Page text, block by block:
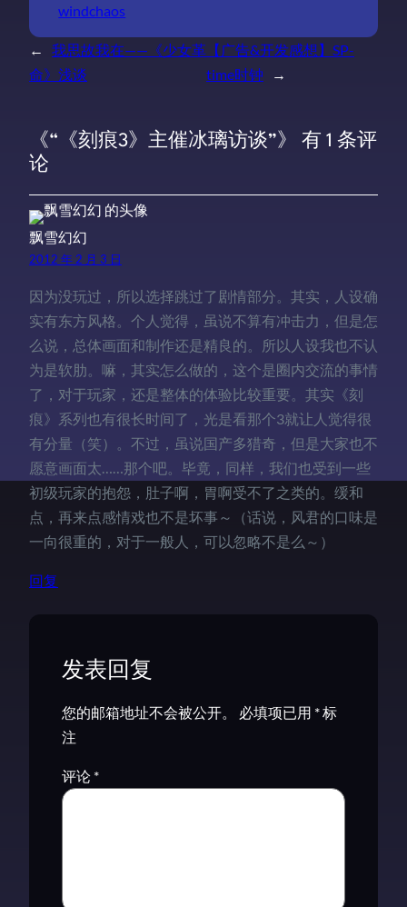
windchaos
←
我思故我在——《少女革
命》浅谈
【广告&开发感想】SP-
time时钟
→
《“《刻痕3》主催冰璃访谈”》 有 1 条评
论
飘雪幻幻
2012 年 2 月 3 日
因为没玩过，所以选择跳过了剧情部分。其实，人设确
实有东方风格。个人觉得，虽说不算有冲击力，但是怎
么说，总体画面和制作还是精良的。所以人设我也不认
为是软肋。嘛，其实怎么做的，这个是圈内交流的事情
了，对于玩家，还是整体的体验比较重要。其实《刻
痕》系列也有很长时间了，光是看那个3就让人觉得很
有分量（笑）。不过，虽说国产多猎奇，但是大家也不
愿意画面太……那个吧。毕竟，同样，我们也受到一些
初级玩家的抱怨，肚子啊，胃啊受不了之类的。缓和
点，再来点感情戏也不是坏事～（话说，风君的口味是
一向很重的，对于一般人，可以忽略不是么～）
回复
发表回复
您的邮箱地址不会被公开。 必填项已用 *标
注
评论 *